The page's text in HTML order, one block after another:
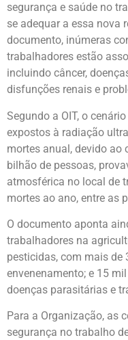
segurança e saúde no
se adequar a essa nova
documento, inúmeras
trabalhadores estão
incluindo câncer,
disfunções renais e
Segundo a OIT, o
expostos à radiação
mortes anual, devido ao
bilhão de pessoas,
atmosférica no local de
mortes ao ano, entre as
O documento aponta
trabalhadores na
pesticidas, com mais
envenenamento; e 15
doenças parasitárias e
Para a Organização, as
segurança no trabalho